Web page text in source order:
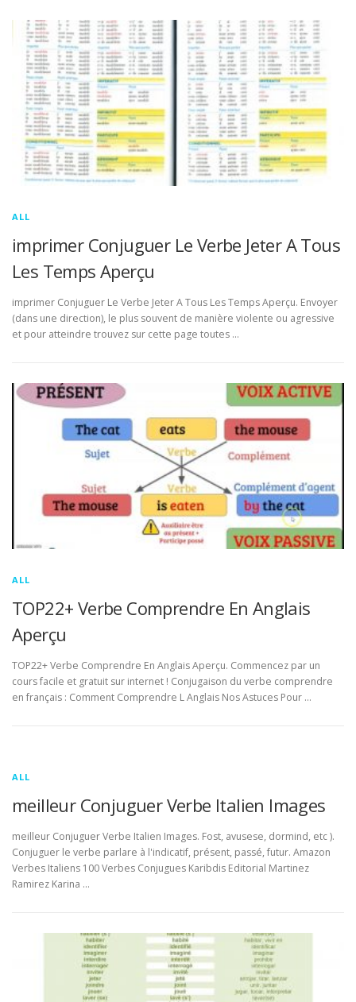
ALL
imprimer Conjuguer Le Verbe Jeter A Tous
Les Temps Aperçu
imprimer Conjuguer Le Verbe Jeter A Tous Les Temps Aperçu. Envoyer
(dans une direction), le plus souvent de manière violente ou agressive
et pour atteindre trouvez sur cette page toutes …
ALL
TOP22+ Verbe Comprendre En Anglais
Aperçu
TOP22+ Verbe Comprendre En Anglais Aperçu. Commencez par un
cours facile et gratuit sur internet ! Conjugaison du verbe comprendre
en français : Comment Comprendre L Anglais Nos Astuces Pour …
ALL
meilleur Conjuguer Verbe Italien Images
meilleur Conjuguer Verbe Italien Images. Fost, avusese, dormind, etc ).
Conjuguer le verbe parlare à l'indicatif, présent, passé, futur. Amazon
Verbes Italiens 100 Verbes Conjugues Karibdis Editorial Martinez
Ramirez Karina …